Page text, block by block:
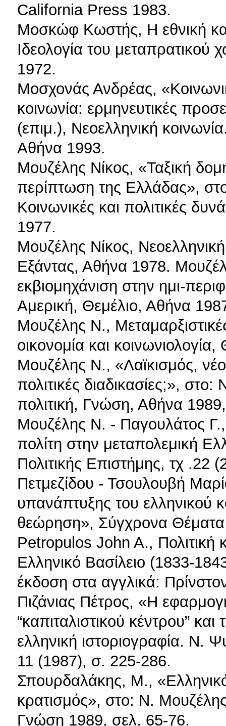
California Press 1983.
Μοσκώφ Κωστής, Η εθνική
Ιδεολογία του
1972.
Μοσχονάς Ανδρέας,
κοινωνία: ερμηνευτικές
(επιμ.), Νεοελληνική
Αθήνα 1993.
Μουζέλης Νίκος, «Ταξική
περίπτωση της Ελλάδας»,
Κοινωνικές και πολιτικές
1977.
Μουζέλης Νίκος,
Εξάντας, Αθήνα 1978.
εκβιομηχάνιση στην ημι-
Αμερική, Θεμέλιο, Αθήνα
Μουζέλης Ν.,
οικονομία και
Μουζέλης Ν., «Λαϊκισμός,
πολιτικές διαδικασίες;»,
πολιτική, Γνώση, Αθήνα
Μουζέλης Ν. - Παγουλάτος Γ.,
πολίτη στην μεταπολεμική
Πολιτικής Επιστήμης, τχ .22
Πετμεζίδου - Τσουλουβή
υπανάπτυξης του ελληνικού
θεώρηση», Σύγχρονα
Petropulos John A., Πολιτική
Ελληνικό Βασίλειο (1833-
έκδοση στα αγγλικά:
Πιζάνιας Πέτρος, «Η
“καπιταλιστικού κέντρου”
ελληνική ιστοριογραφία.
11 (1987), σ. 225-286.
Σπουρδαλάκης, Μ.,
κρατισμός», στο: Ν.
Γνώση 1989, σελ. 65-76.